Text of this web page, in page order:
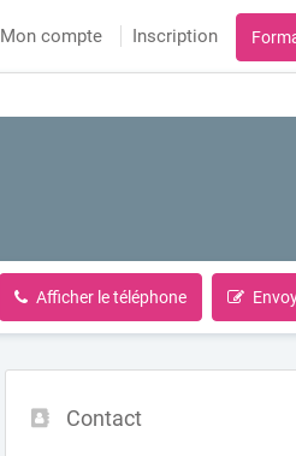
Mon compte Inscription
Afficher le téléphone
Contact